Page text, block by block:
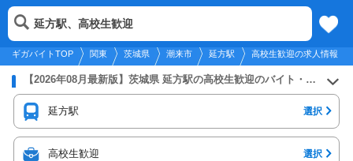
2026年8月10日更新
関東
メニュー
ギガバイトTOP 関東 茨城県 潮来市 延方駅 高校生歓迎の求人情報
延方駅、高校生歓迎
【2026年08月最新版】茨城県 延方駅の高校生歓迎のバイト・アルバイト・パートの求人募集情報
延方駅 選択
高校生歓迎 選択